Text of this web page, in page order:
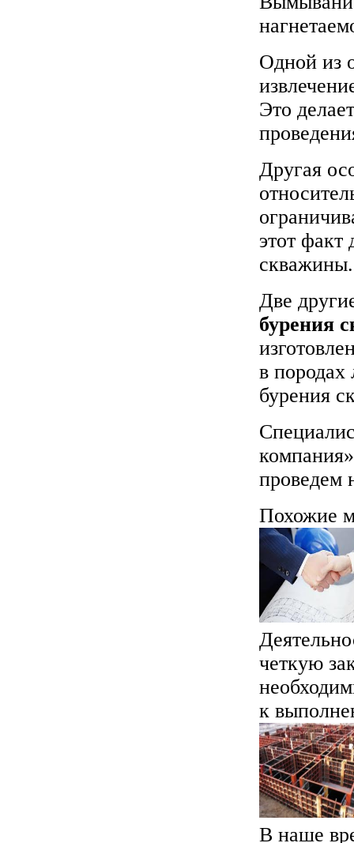
Одной из
Это
Другая
этот факт
скважины.
Две
бурения
в породах
бурения
проведем
Похожие
четкую
к
В наше